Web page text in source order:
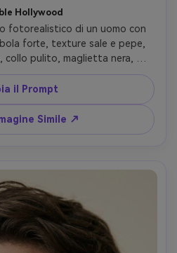
Hollywood
fotorealistico di un uomo con
forte, texture sale e pepe,
collo pulito, maglietta nera,
luce di bordo, sfondo scuro,
film ad alto contrasto, vibe
rivista --ar 4:5
il Prompt
Simile ↗